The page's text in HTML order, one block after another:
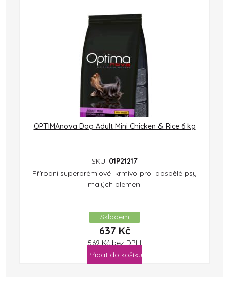
OPTIMAnova Dog Adult Mini Chicken & Rice 6 kg
SKU: 01P21217
Přírodní superprémiové krmivo pro dospělé psy
malých plemen.
Skladem
637 Kč
569 Kč bez DPH
Přidat do košíku